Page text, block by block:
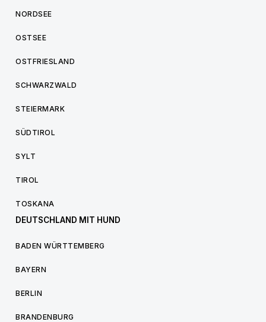
NORDSEE
OSTSEE
OSTFRIESLAND
SCHWARZWALD
STEIERMARK
SÜDTIROL
SYLT
TIROL
TOSKANA
DEUTSCHLAND MIT HUND
BADEN WÜRTTEMBERG
BAYERN
BERLIN
BRANDENBURG